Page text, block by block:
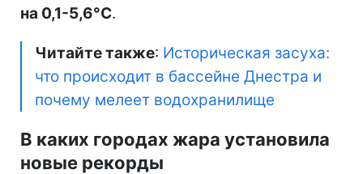
на 0,1-5,6°C.
Читайте также: Историческая засуха:
что происходит в бассейне Днестра и
почему мелеет водохранилище
В каких городах жара установила
новые рекорды